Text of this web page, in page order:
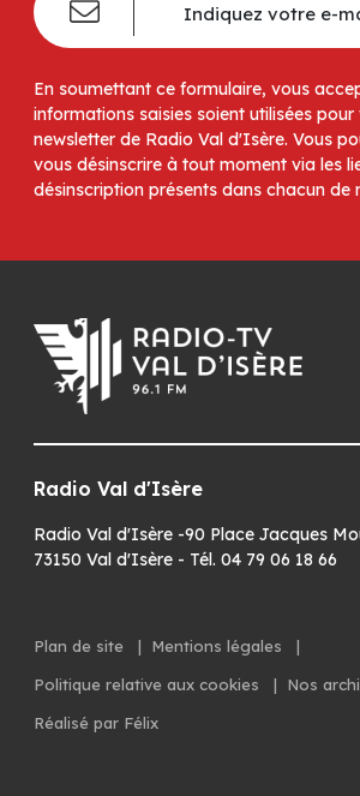
En soumettant ce formulaire, vous
informations saisies soient utilisées
newsletter de Radio Val d'Isère. Vous
vous désinscrire à tout moment via les
désinscription présents dans chacun de
Radio Val d'Isère
Radio Val d'Isère -90 Place Jacques
73150 Val d'Isère - Tél. 04 79 06 18 66
Plan de site | Mentions légales
|
Politique relative aux cookies
| Nos
Réalisé par Félix